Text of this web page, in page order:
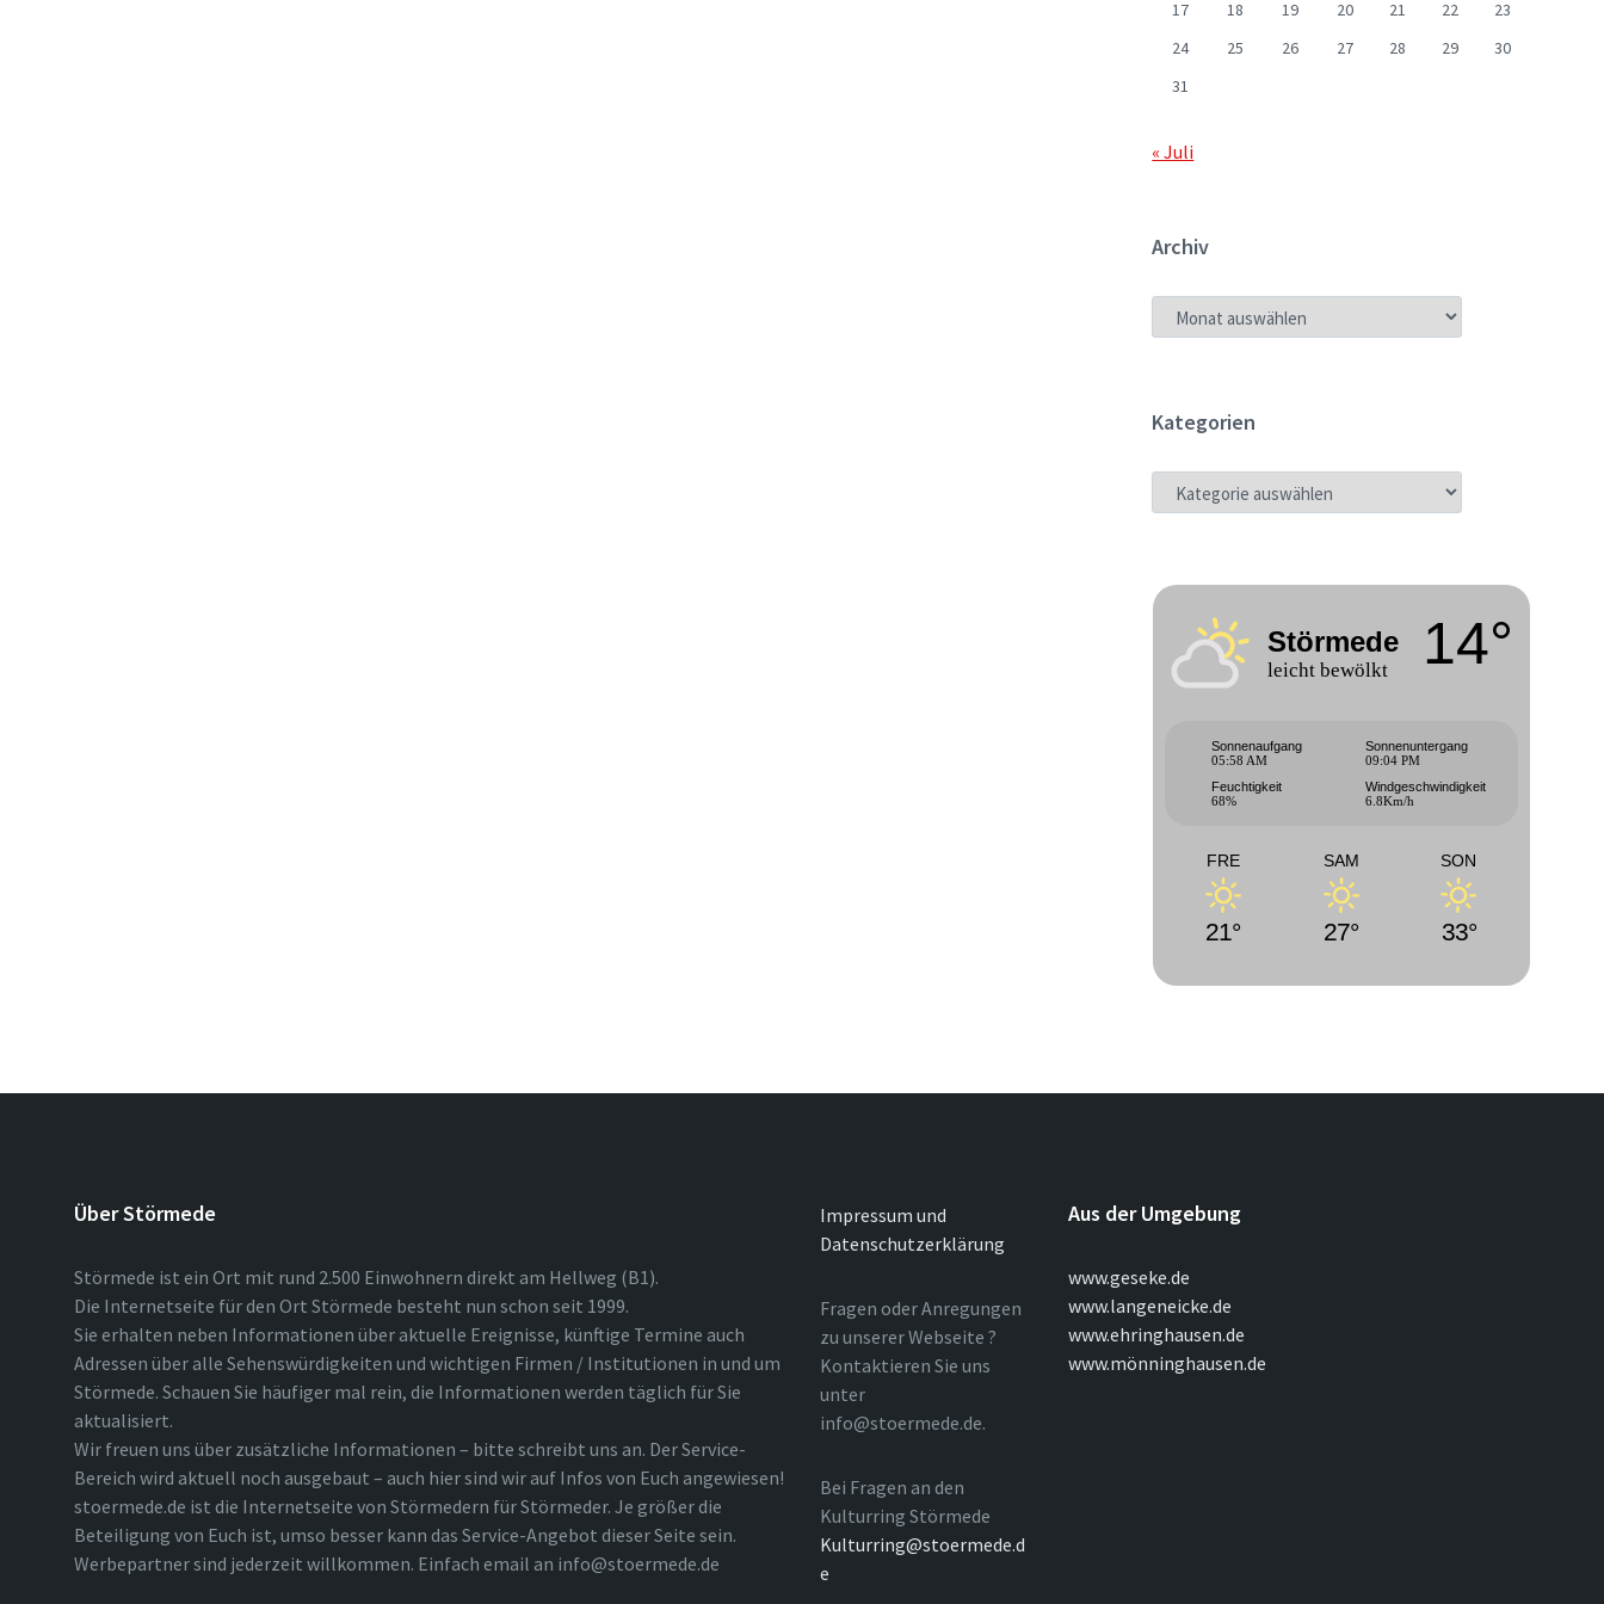
17 18 19 20 21 22
23
24
25 26 27 28 29
30
31
« Juli
Archiv
ARCHIV
Kategorien
KATEGORIEN
Störmede
leicht bewölkt 14°
Sonnenaufgang
05:58 AM
Sonnenuntergang
09:04 PM
Feuchtigkeit
68%
Windgeschwindigkeit
6.8Km/h
FRE
21°
SAM
27°
SON
33°
Über Störmede
Störmede ist ein Ort mit rund 2.500 Einwohnern direkt am Hellweg (B1).
Die Internetseite für den Ort Störmede besteht nun schon seit 1999.
Sie erhalten neben Informationen über aktuelle Ereignisse, künftige Termine auch
Adressen über alle Sehenswürdigkeiten und wichtigen Firmen / Institutionen in und um
Störmede. Schauen Sie häufiger mal rein, die Informationen werden täglich für Sie
aktualisiert.
Wir freuen uns über zusätzliche Informationen – bitte schreibt uns an. Der Service-
Bereich wird aktuell noch ausgebaut – auch hier sind wir auf Infos von Euch angewiesen!
stoermede.de ist die Internetseite von Störmedern für Störmeder. Je größer die
Beteiligung von Euch ist, umso besser kann das Service-Angebot dieser Seite sein.
Werbepartner sind jederzeit willkommen. Einfach email an info@stoermede.de
Impressum und
Datenschutzerklärung
Fragen oder Anregungen
zu unserer Webseite ?
Kontaktieren Sie uns
unter
info@stoermede.de.
Bei Fragen an den
Kulturring Störmede
Kulturring@stoermede.d
e
Aus der Umgebung
www.geseke.de
www.langeneicke.de
www.ehringhausen.de
www.mönninghausen.de